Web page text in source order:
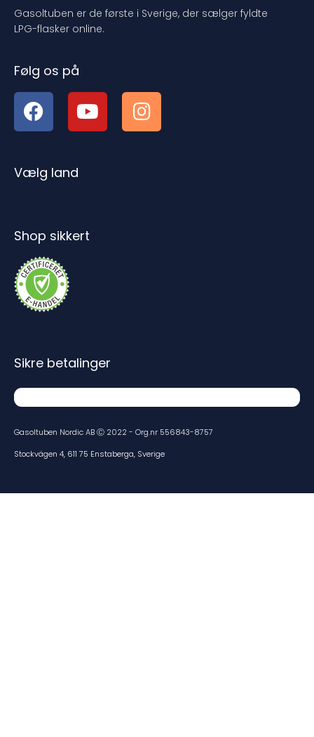
Gasoltuben er de første i Sverige, der sælger fyldte
LPG-flasker online.
Følg os på
Vælg land
Shop sikkert
Gasoltuben Nordic AB Ⓒ 2022 - Org.nr 556843-8757
Stockvägen 4, 611 75 Enstaberga, Sverige
Sikre betalinger